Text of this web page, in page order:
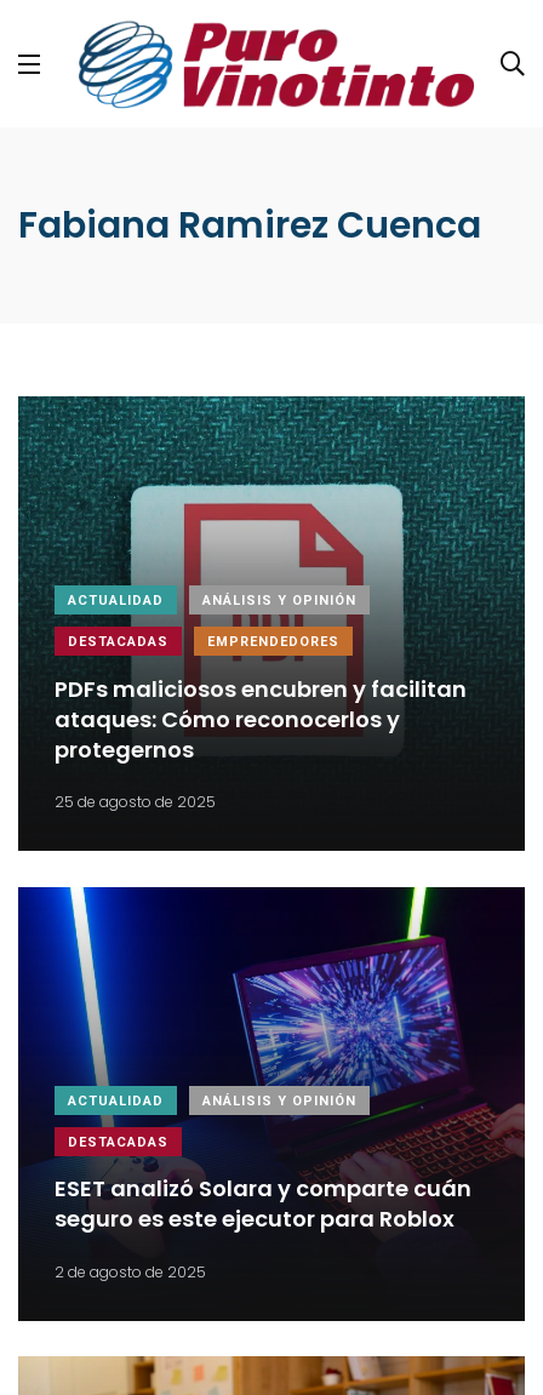
Fabiana Ramirez Cuenca
ACTUALIDAD ANÁLISIS Y OPINIÓN
DESTACADAS EMPRENDEDORES
PDFs maliciosos encubren y facilitan
ataques: Cómo reconocerlos y
protegernos
25 de agosto de 2025
ACTUALIDAD ANÁLISIS Y OPINIÓN
DESTACADAS
ESET analizó Solara y comparte cuán
seguro es este ejecutor para Roblox
2 de agosto de 2025